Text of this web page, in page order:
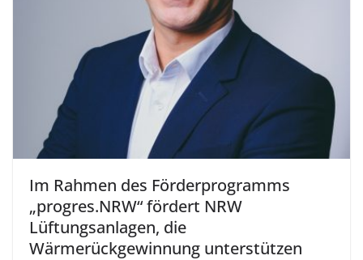
Im Rahmen des Förderprogramms
„progres.NRW“ fördert NRW
Lüftungsanlagen, die
Wärmerückgewinnung unterstützen